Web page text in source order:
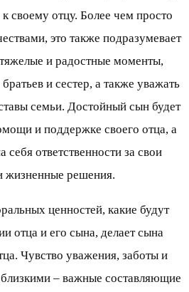
своему отцу. Более чем просто
это также подразумевает
и радостные моменты,
и сестер, а также уважать
семьи. Достойный сын будет
и поддержке своего отца, а
ответственности за свои
жизненные решения.
ценностей, какие будут
отца и его сына, делает сына
Чувство уважения, заботы и
близкими – важные составляющие